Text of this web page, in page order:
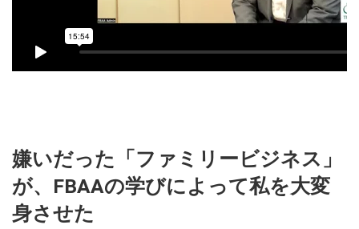
嫌いだった「ファミリービジネス」
が、 FBAAの学びによって私を大変
身させた